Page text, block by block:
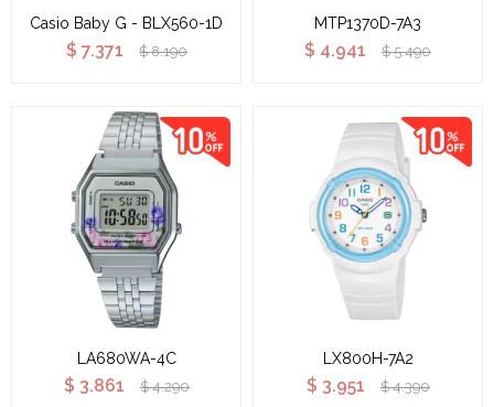
Casio Baby G - BLX560-1D
$ 7.371 $ 8.190
MTP1370D-7A3
$ 4.941 $ 5.490
LA680WA-4C
$ 3.861 $ 4.290
LX800H-7A2
$ 3.951 $ 4.390